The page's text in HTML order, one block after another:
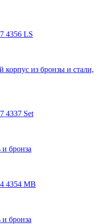
из бронзы и стали,
бронза
бронза